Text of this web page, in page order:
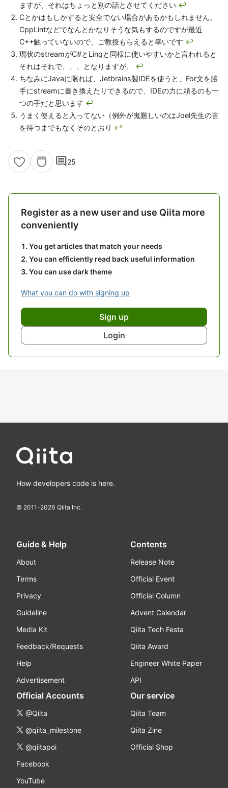
ますが、それはちょっと別の話とさせてください ↩
Cとかはもしかすると安全でない場合があるかもしれません。
CppLintなどでなんとかなりそうな気もするのですが最近
C++触っていないので、ご教授もらえると幸いです ↩
現状のstreamがC#とLinqと同様に使いやすいかと言われると
それはそれで、、、となりますが、 ↩
ちなみにJavaに限れば、Jetbrains製IDEを使うと、For文を勝
手にstreamに書き換えたりできるので、IDEの力に頼るのも一
つの手だと思います ↩
うまく使えると入ってない（例外が鬼難しいのはJoel先生の言
を待つまでもなくそのとおり ↩
comment25
Register as a new user and use Qiita more
conveniently
You get articles that match your needs
You can efficiently read back useful information
You can use dark theme
What you can do with signing up
Sign up
Login
How developers code is here.
© 2011-2026 Qiita Inc.
Guide & Help
About
Terms
Privacy
Guideline
Media Kit
Feedback/Requests
Help
Advertisement
Contents
Release Note
Official Event
Official Column
Advent Calendar
Qiita Tech Festa
Qiita Award
Engineer White Paper
API
Official Accounts
@Qiita
@qiita_milestone
@qiitapoi
Facebook
YouTube
Our service
Qiita Team
Qiita Zine
Official Shop